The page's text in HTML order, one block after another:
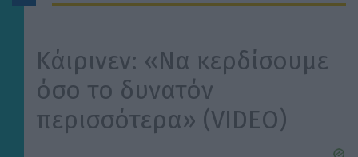
Κάιρινεν: «Να κερδίσουμε
όσο το δυνατόν
περισσότερα» (VIDEO)